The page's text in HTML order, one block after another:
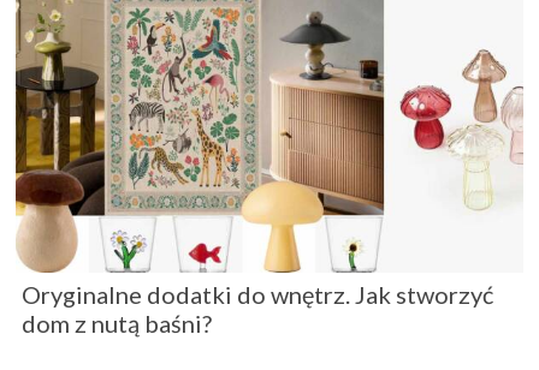
Oryginalne dodatki do wnętrz. Jak stworzyć
dom z nutą baśni?